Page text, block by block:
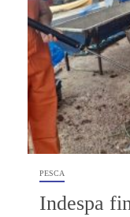
PESCA
Indespa